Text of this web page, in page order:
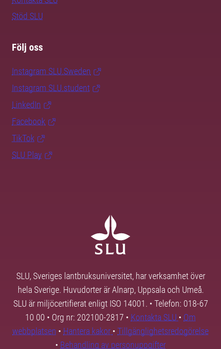
Stöd SLU
Följ oss
Instagram SLU.Sweden
Instagram SLU.student
LinkedIn
Facebook
TikTok
SLU Play
SLU, Sveriges lantbruksuniversitet, har verksamhet över
hela Sverige. Huvudorter är Alnarp, Uppsala och Umeå.
SLU är miljöcertifierat enligt ISO 14001. • Telefon: 018-67
10 00 • Org nr: 202100-2817 • Kontakta SLU • Om
webbplatsen • Hantera kakor • Tillgänglighetsredogörelse
• Behandling av personuppgifter